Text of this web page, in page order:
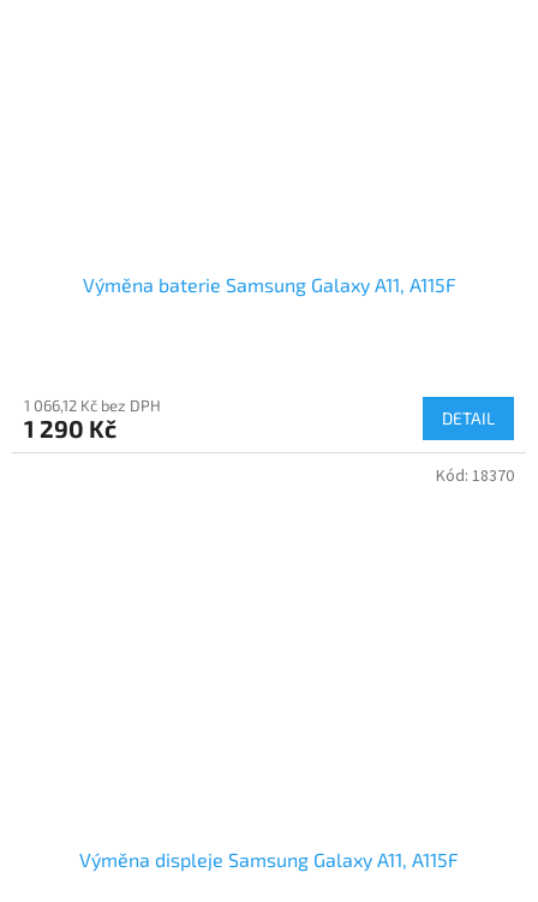
Výměna baterie Samsung Galaxy A11, A115F
1 066,12 Kč bez DPH
1 290 Kč DETAIL
Výměna displeje Samsung Galaxy A11, A115F
Kód: 18370